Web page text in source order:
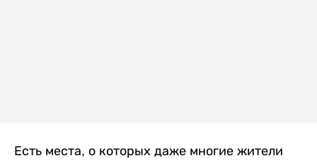
Есть места, о которых даже многие жители